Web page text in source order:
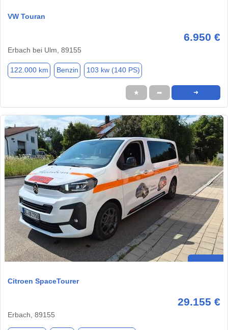
VW Touran
6.950 €
Erbach bei Ulm, 89155
122.000 km Benzin 103 kw (140 PS)
★ ➦ ➜
Citroen SpaceTourer
29.155 €
Erbach, 89155